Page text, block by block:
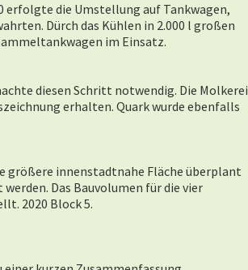
erfolgte die Umstellung auf Tankwagen,
Dürch das Kühlen in 2.000 l großen
im Einsatz.
diesen Schritt notwendig. Die Molkerei
erhalten. Quark wurde ebenfalls
größere innenstadtnahe Fläche überplant
Das Bauvolumen für die vier
2020 Block 5.